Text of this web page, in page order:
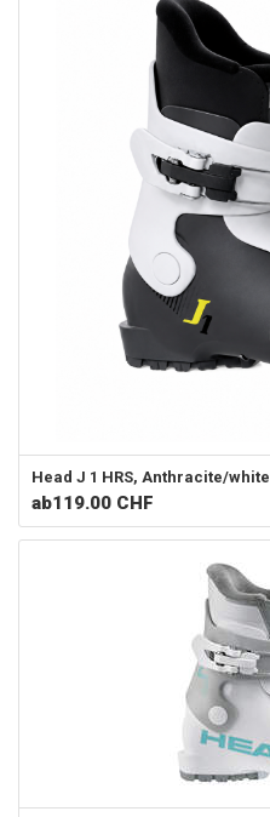
Head J 1 HRS, Anthracite/white
ab119.00 CHF